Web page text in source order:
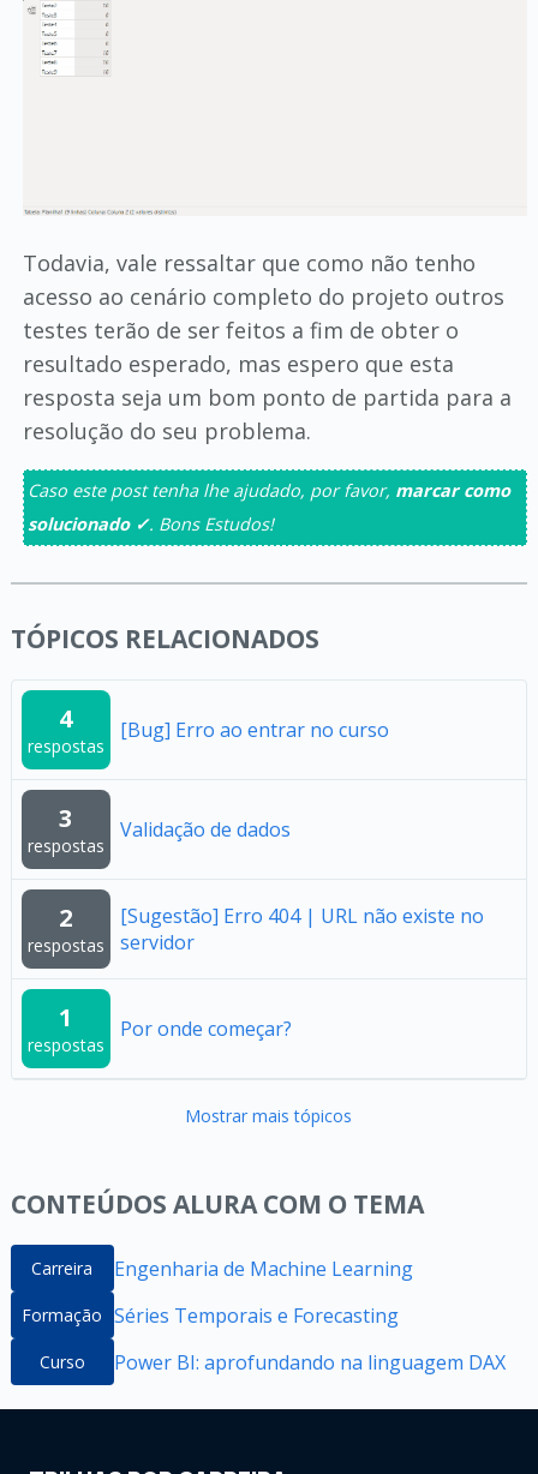
Todavia, vale ressaltar que como não tenho
acesso ao cenário completo do projeto outros
testes terão de ser feitos a fim de obter o
resultado esperado, mas espero que esta
resposta seja um bom ponto de partida para a
resolução do seu problema.
Caso este post tenha lhe ajudado, por favor, marcar como
solucionado ✓. Bons Estudos!
TÓPICOS RELACIONADOS
4
respostas
[Bug] Erro ao entrar no curso
3
respostas
Validação de dados
2
respostas
[Sugestão] Erro 404 | URL não existe no
servidor
1
respostas
Por onde começar?
Mostrar mais tópicos
CONTEÚDOS ALURA COM O TEMA
Carreira Engenharia de Machine Learning
Formação Séries Temporais e Forecasting
Curso Power BI: aprofundando na linguagem DAX